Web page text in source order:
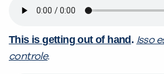
This is getting out of hand . Isso
controle.